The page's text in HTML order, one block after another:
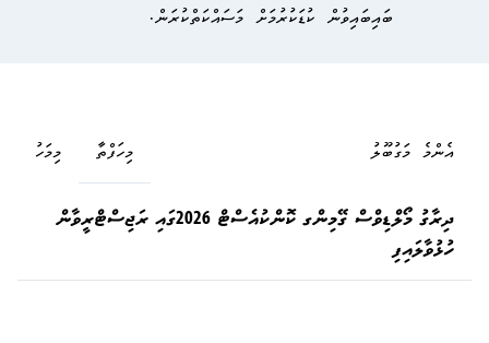
ބައިބައިވުން ކުޑަކުރުމަށް މަސައްކަތްކުރަން.
އެންމެ މަގުބޫލު މިމަހު މިހަފްތާ
ދިރާގު މޯލްޑިވްސް ގޭމިންގ ކޮންކުއެސްޓް 2026ގައި ރަޖިސްޓްރީވާން
ހުޅުވާލައިފި